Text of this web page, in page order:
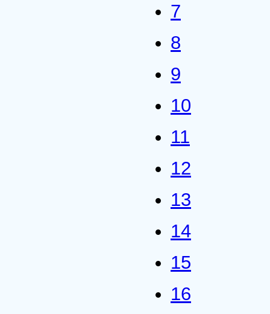
7
8
9
10
11
12
13
14
15
16